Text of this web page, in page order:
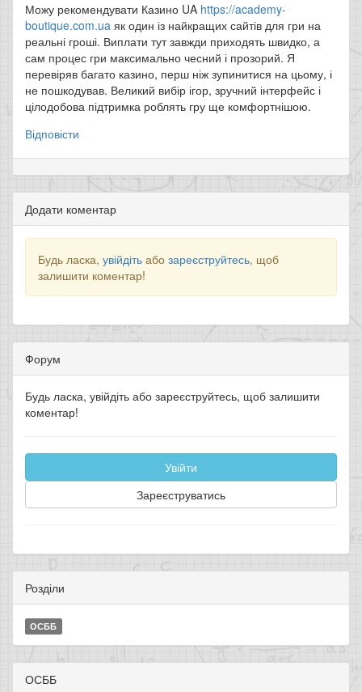
Можу рекомендувати Казино UA https://academy-
boutique.com.ua як один із найкращих сайтів для гри на
реальні гроші. Виплати тут завжди приходять швидко, а
сам процес гри максимально чесний і прозорий. Я
перевіряв багато казино, перш ніж зупинитися на цьому, і
не пошкодував. Великий вибір ігор, зручний інтерфейс і
цілодобова підтримка роблять гру ще комфортнішою.
Відповісти
Додати коментар
Будь ласка, увійдіть або зареєструйтесь, щоб
залишити коментар!
Форум
Будь ласка, увійдіть або зареєструйтесь, щоб залишити
коментар!
Увійти
Зареєструватись
Розділи
ОСББ
ОСББ